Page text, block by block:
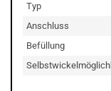
Typ
Anschluss
Befüllung